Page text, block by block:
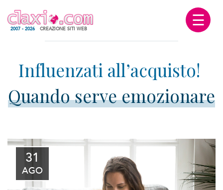
2007 - 2026 CREAZIONE SITI WEB ☰
Quando serve emozionare
31
AGO